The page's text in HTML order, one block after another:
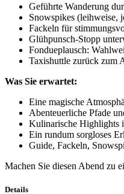
Geführte Wanderung
Snowspikes (leihweise,
Fackeln für
Glühpunsch-Stopp
Fondueplausch:
Taxishuttle zurück zum
Was Sie erwartet:
Eine magische
Abenteuerliche Pfade
Kulinarische Highlights
Ein rundum sorgloses
Guide, Fackeln,
Machen Sie diesen Abend zu
Details